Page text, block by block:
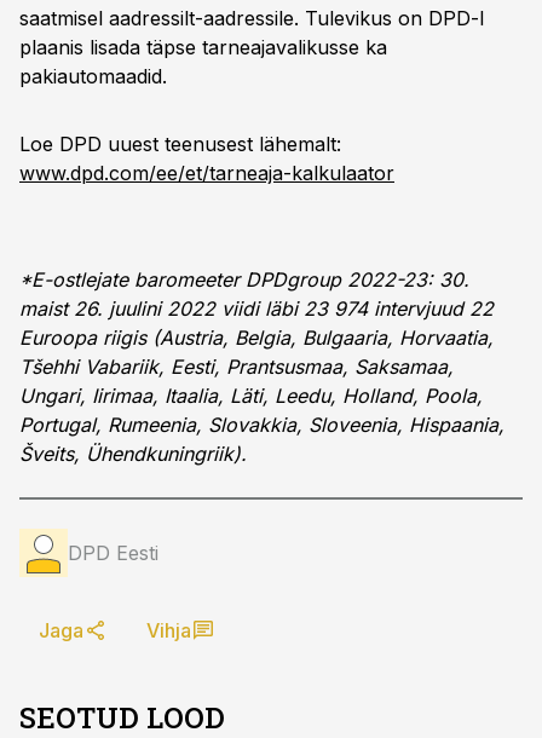
saatmisel aadressilt-aadressile. Tulevikus on DPD-l
plaanis lisada täpse tarneajavalikusse ka
pakiautomaadid.
Loe DPD uuest teenusest lähemalt:
www.dpd.com/ee/et/tarneaja-kalkulaator
*E-ostlejate baromeeter DPDgroup 2022-23: 30.
maist 26. juulini 2022 viidi läbi 23 974 intervjuud 22
Euroopa riigis (Austria, Belgia, Bulgaaria, Horvaatia,
Tšehhi Vabariik, Eesti, Prantsusmaa, Saksamaa,
Ungari, Iirimaa, Itaalia, Läti, Leedu, Holland, Poola,
Portugal, Rumeenia, Slovakkia, Sloveenia, Hispaania,
Šveits, Ühendkuningriik).
DPD Eesti
Jaga Vihja
SEOTUD LOOD